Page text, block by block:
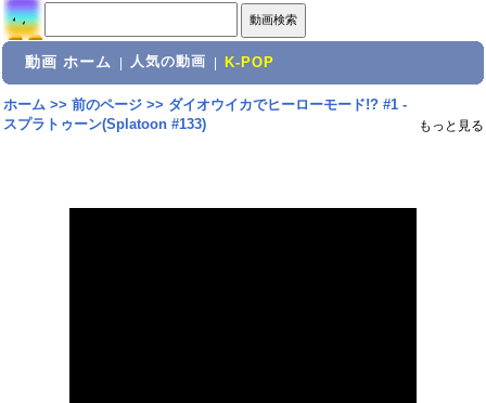
動画 ホーム 人気の動画 K-POP
ホーム>> 前のページ>> ダイオウイカでヒーローモード!? #1 -
スプラトゥーン(Splatoon #133)
もっと見る